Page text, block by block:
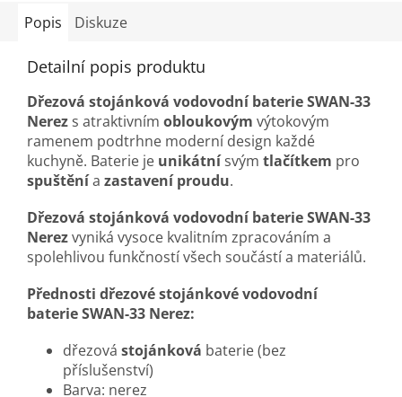
Popis Diskuze
Detailní popis produktu
Dřezová stojánková vodovodní baterie SWAN-33
Nerez s atraktivním obloukovým výtokovým
ramenem podtrhne moderní design každé
kuchyně. Baterie je unikátnísvým tlačítkem pro
spuštěnía zastavení proudu.
Dřezová stojánková vodovodní baterie SWAN-33
Nerezvyniká vysoce kvalitním zpracováním a
spolehlivou funkčností všech součástí a materiálů.
Přednosti dřezové stojánkové vodovodní
baterieSWAN-33 Nerez:
dřezová stojánková baterie (bez
příslušenství)
Barva: nerez